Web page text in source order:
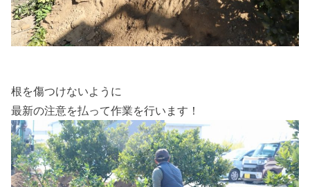
根を傷つけないように
最新の注意を払って作業を行います！